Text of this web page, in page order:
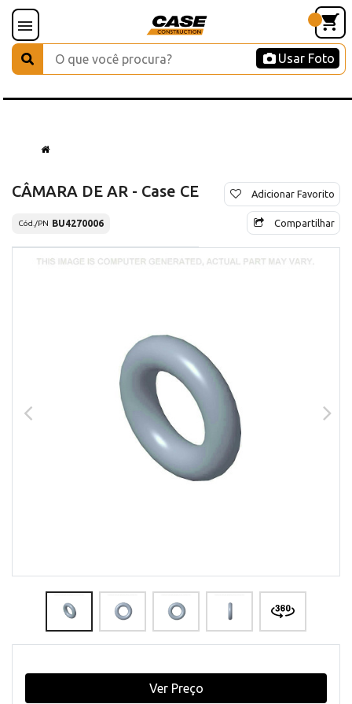
Usar Foto
CÂMARA DE AR - Case CE
Cód./PN BU4270006
Adicionar Favorito
Compartilhar
Ver Preço